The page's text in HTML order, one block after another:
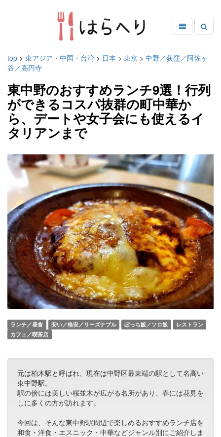
top > 東アジア・中国・台湾 > 日本 > 東京 > 中野／荻窪／阿佐ヶ
谷／高円寺
東中野のおすすめランチ9選！行列
ができるコスパ抜群の町中華か
ら、デートや女子会にも使えるイ
タリアンまで
ランチ／昼食 安い／格安／リーズナブル ぼっち飯／ソロ飯
レストラン
カフェ／喫茶店
元は柏木駅と呼ばれ、現在は中野区最東端の駅として名高い
東中野駅。
駅の傍には美しい桜並木が広がる名所があり、春には花見を
しに多くの方が訪れます。
今回は、そんな東中野駅周辺で楽しめるおすすめランチ店を
和食・洋食・エスニック・中華などジャンル別にご紹介しま